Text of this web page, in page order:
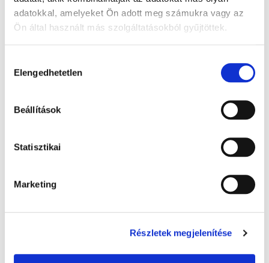
adatokkal, amelyeket Ön adott meg számukra vagy az
Ön által használt más szolgáltatásokból gyűjtöttek.
kiválasztása
Elengedhetetlen
Beállítások
Statisztikai
Marketing
Részletek megjelenítése